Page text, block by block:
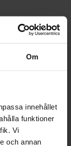
Om
innehållet
funktioner
Vi
och annan
komma